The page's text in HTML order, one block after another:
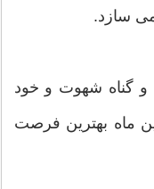
سازد.
و گناه شهوت و خود
ماه بهترین فرصت